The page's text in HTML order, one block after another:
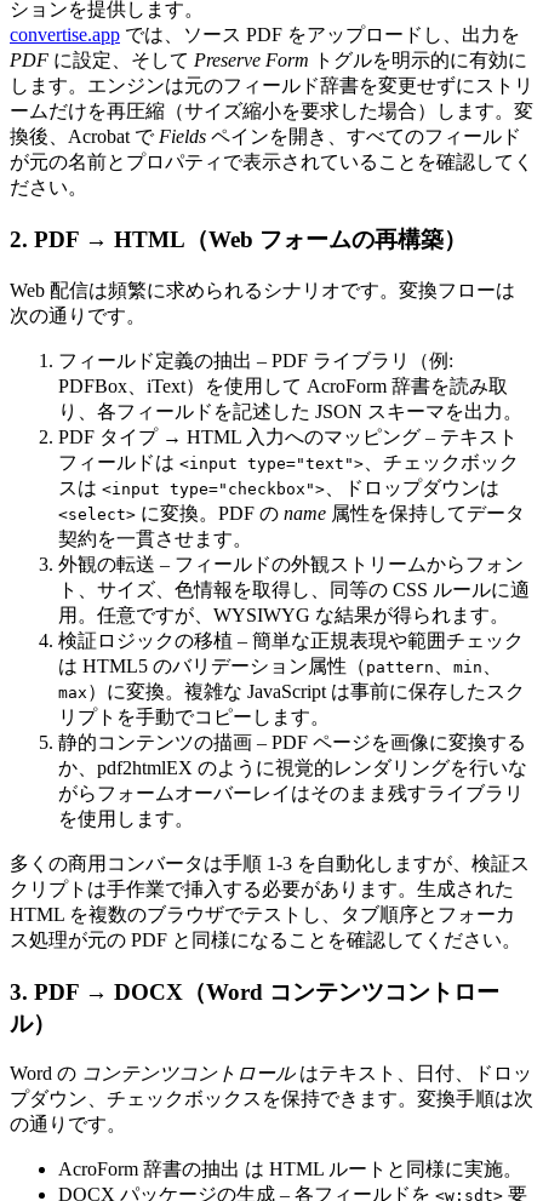
ションを提供します。
convertise.app では、ソース PDF をアップロードし、出力を
PDF に設定、そして Preserve Form トグルを明示的に有効に
します。エンジンは元のフィールド辞書を変更せずにストリ
ームだけを再圧縮（サイズ縮小を要求した場合）します。変
換後、Acrobat でFields ペインを開き、すべてのフィールド
が元の名前とプロパティで表示されていることを確認してく
ださい。
2. PDF → HTML（Web フォームの再構築）
Web 配信は頻繁に求められるシナリオです。変換フローは
次の通りです。
フィールド定義の抽出 – PDF ライブラリ（例:
PDFBox、iText）を使用して AcroForm 辞書を読み取
り、各フィールドを記述した JSON スキーマを出力。
PDF タイプ → HTML 入力へのマッピング – テキスト
フィールドは <input type="text"> 、チェックボック
スは <input type="checkbox"> 、ドロップダウンは
<select> に変換。PDF の name 属性を保持してデータ
契約を一貫させます。
外観の転送 – フィールドの外観ストリームからフォン
ト、サイズ、色情報を取得し、同等の CSS ルールに適
用。任意ですが、WYSIWYG な結果が得られます。
検証ロジックの移植 – 簡単な正規表現や範囲チェック
は HTML5 のバリデーション属性（ pattern min
max ）に変換。複雑な JavaScript は事前に保存したスク
リプトを手動でコピーします。
静的コンテンツの描画 – PDF ページを画像に変換する
か、pdf2htmlEX のように視覚的レンダリングを行いな
がらフォームオーバーレイはそのまま残すライブラリ
を使用します。
多くの商用コンバータは手順 1‑3 を自動化しますが、検証ス
クリプトは手作業で挿入する必要があります。生成された
HTML を複数のブラウザでテストし、タブ順序とフォーカ
ス処理が元の PDF と同様になることを確認してください。
3. PDF → DOCX（Word コンテンツコントロー
ル）
Word の コンテンツコントロールはテキスト、日付、ドロッ
プダウン、チェックボックスを保持できます。変換手順は次
の通りです。
AcroForm 辞書の抽出 は HTML ルートと同様に実施。
DOCX パッケージの生成 – 各フィールドを <w:sdt> 要